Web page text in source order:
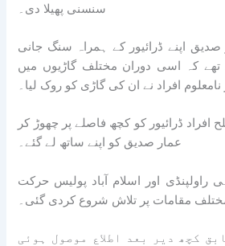
سنسنی پھیلا دی۔
اپنے ڈرائیور کے ہمراہ سنگ جانی
کہ اسی دوران مختلف گاڑیوں میں
افراد نے ان کی گاڑی کو روک لیا۔
افراد ڈرائیور کو کچھ فاصلے پر چھوڑ کر
عمار صدیق کو اپنے ساتھ لے گئے۔
راولپنڈی اور اسلام آباد پولیس حرکت
مقامات پر تلاش شروع کردی گئی۔
کچھ دیر بعد اطلاع موصول ہوئی